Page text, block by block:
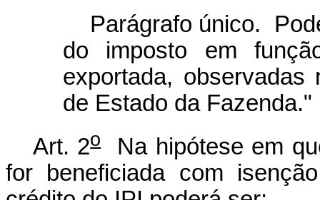
Parágrafo único.
do imposto em
exportada, observadas
de Estado da Fazenda."
Art. 2oNa hipótese em
for beneficiada com